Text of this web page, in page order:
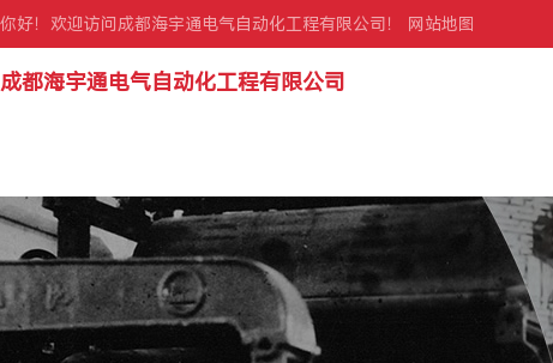
你好！欢迎访问成都海宇通电气自动化工程有限公司！ 网站地图
成都海宇通电气自动化工程有限公司